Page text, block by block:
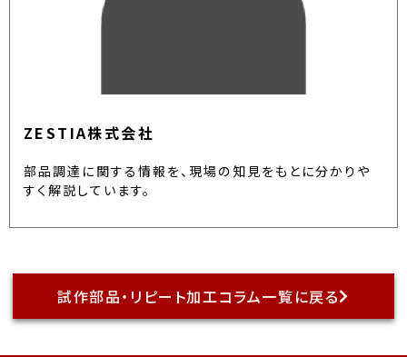
ZESTIA株式会社
部品調達に関する情報を、現場の知見をもとに分かりや
すく解説しています。
試作部品・リピート加工コラム一覧に戻る